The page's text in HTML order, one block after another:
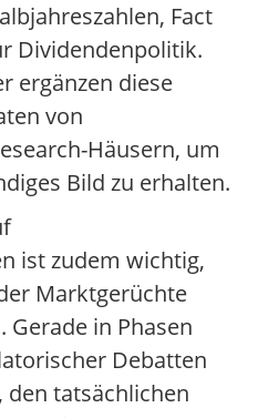
Fact
Dividendenpolitik.
ergänzen diese
von
Häusern, um
Bild zu erhalten.
ist zudem wichtig,
Marktgerüchte
in Phasen
Debatten
tatsächlichen